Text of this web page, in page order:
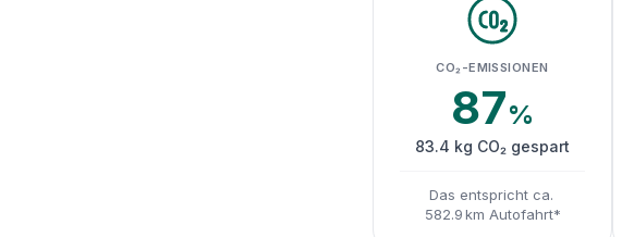
CO₂-EMISSIONEN
87%
83.4 kg CO₂ gespart
Das entspricht ca.
582.9 km Autofahrt*